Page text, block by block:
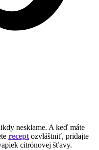
nesklame. A keď máte
recept ozvláštniť, pridajte
citrónovej šťavy.